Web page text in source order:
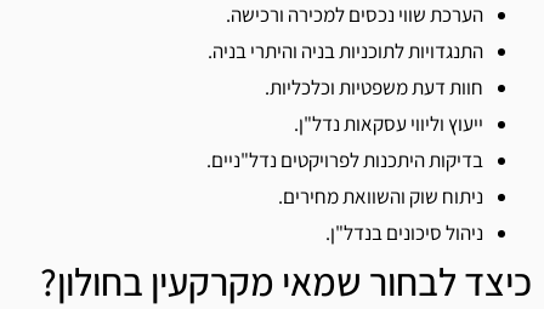
הערכת שווי נכסים למכירה ורכישה.
התנגדויות לתוכניות בניה והיתרי בניה.
חוות דעת משפטיות וכלכליות.
ייעוץ וליווי עסקאות נדל"ן.
בדיקות היתכנות לפרויקטים נדל"ניים.
ניתוח שוק והשוואת מחירים.
ניהול סיכונים בנדל"ן.
כיצד לבחור שמאי מקרקעין בחולון?